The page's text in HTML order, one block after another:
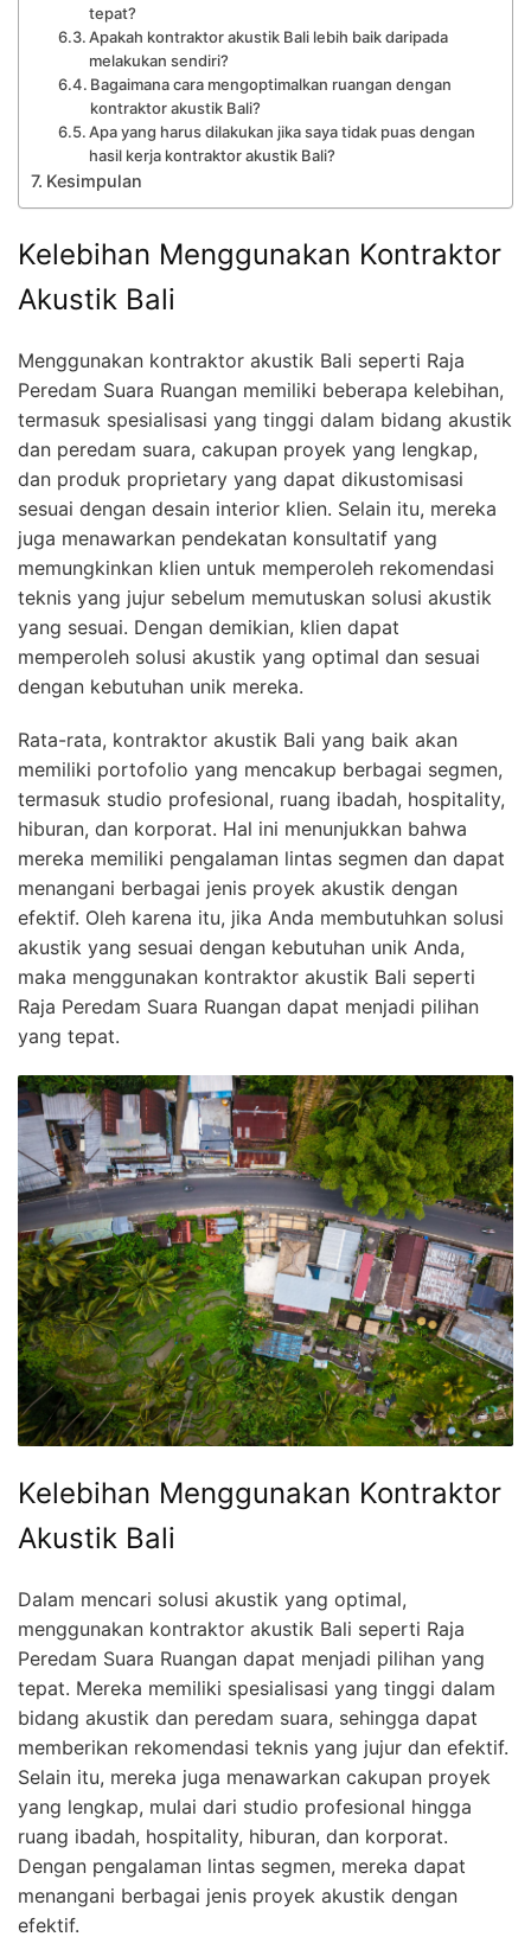
tepat?
Apakah kontraktor akustik Bali lebih baik daripada
melakukan sendiri?
Bagaimana cara mengoptimalkan ruangan dengan
kontraktor akustik Bali?
Apa yang harus dilakukan jika saya tidak puas dengan
hasil kerja kontraktor akustik Bali?
Kesimpulan
Kelebihan Menggunakan Kontraktor
Akustik Bali
Menggunakan kontraktor akustik Bali seperti Raja
Peredam Suara Ruangan memiliki beberapa kelebihan,
termasuk spesialisasi yang tinggi dalam bidang akustik
dan peredam suara, cakupan proyek yang lengkap,
dan produk proprietary yang dapat dikustomisasi
sesuai dengan desain interior klien. Selain itu, mereka
juga menawarkan pendekatan konsultatif yang
memungkinkan klien untuk memperoleh rekomendasi
teknis yang jujur sebelum memutuskan solusi akustik
yang sesuai. Dengan demikian, klien dapat
memperoleh solusi akustik yang optimal dan sesuai
dengan kebutuhan unik mereka.
Rata-rata, kontraktor akustik Bali yang baik akan
memiliki portofolio yang mencakup berbagai segmen,
termasuk studio profesional, ruang ibadah, hospitality,
hiburan, dan korporat. Hal ini menunjukkan bahwa
mereka memiliki pengalaman lintas segmen dan dapat
menangani berbagai jenis proyek akustik dengan
efektif. Oleh karena itu, jika Anda membutuhkan solusi
akustik yang sesuai dengan kebutuhan unik Anda,
maka menggunakan kontraktor akustik Bali seperti
Raja Peredam Suara Ruangan dapat menjadi pilihan
yang tepat.
Kelebihan Menggunakan Kontraktor
Akustik Bali
Dalam mencari solusi akustik yang optimal,
menggunakan kontraktor akustik Bali seperti Raja
Peredam Suara Ruangan dapat menjadi pilihan yang
tepat. Mereka memiliki spesialisasi yang tinggi dalam
bidang akustik dan peredam suara, sehingga dapat
memberikan rekomendasi teknis yang jujur dan efektif.
Selain itu, mereka juga menawarkan cakupan proyek
yang lengkap, mulai dari studio profesional hingga
ruang ibadah, hospitality, hiburan, dan korporat.
Dengan pengalaman lintas segmen, mereka dapat
menangani berbagai jenis proyek akustik dengan
efektif.